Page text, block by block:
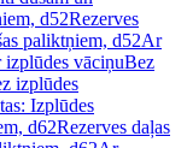
d52Rezerves
paliktņiem, d52Ar
izplūdes vāciņuBez
izplūdes
Izplūdes
d62Rezerves daļas